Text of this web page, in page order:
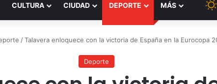
CULTURA CIUDAD DEPORTE MÁS
/Talavera enloquece con la victoria de España en la Eurocopa
Deporte